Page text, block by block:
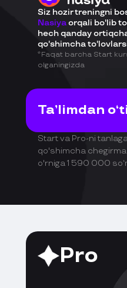
Siz hozir treningni
Nasiyaorqali bo'lib
hech qanday
qo'shimcha
*Faqat barcha Start
olganingizda
Ta’limdan
Start va Pro-ni
qo'shimcha
o'rniga 1 590 000
Pro